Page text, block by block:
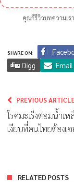
คุณก็รีวิวบทความเร
SHARE ON:
Digg
Email
PREVIOUS ARTICLE
โรคมะเร็งต่อมน้ำเห
เงียบที่คนไทยต้องเจ
RELATED POSTS